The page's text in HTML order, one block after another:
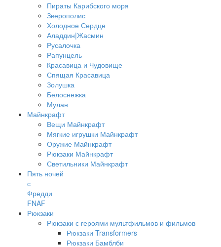
Пираты Карибского моря
Зверополис
Холодное Сердце
Аладдин|Жасмин
Русалочка
Рапунцель
Красавица и Чудовище
Спящая Красавица
Золушка
Белоснежка
Мулан
Майнкрафт
Вещи Майнкрафт
Мягкие игрушки Майнкрафт
Оружие Майнкрафт
Рюкзаки Майнкрафт
Светильники Майнкрафт
Пять ночей
с
Фредди
FNAF
Рюкзаки
Рюкзаки с героями мультфильмов и фильмов
Рюкзаки Transformers
Рюкзаки Бамблби